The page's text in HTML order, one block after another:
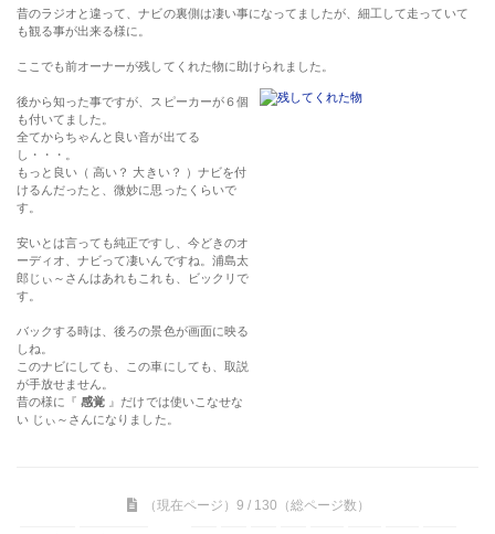
昔のラジオと違って、ナビの裏側は凄い事になってましたが、細工して走っていて
も観る事が出来る様に。
ここでも前オーナーが残してくれた物に助けられました。
後から知った事ですが、スピーカーが６個
も付いてました。
全てからちゃんと良い音が出てる
し・・・。
もっと良い（ 高い？ 大きい？ ）ナビを付
けるんだったと、微妙に思ったくらいで
す。
安いとは言っても純正ですし、今どきのオ
ーディオ、ナビって凄いんですね。浦島太
郎じぃ～さんはあれもこれも、ビックリで
す。
バックする時は、後ろの景色が画面に映る
しね。
このナビにしても、この車にしても、取説
が手放せません。
昔の様に『感覚 』だけでは使いこなせな
い じぃ～さんになりました。
（現在ページ）9 / 130（総ページ数）